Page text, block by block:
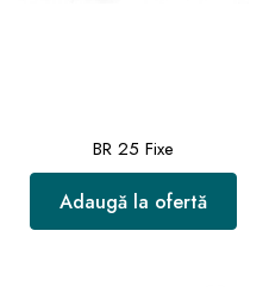
BR 25 Fixe
Adaugă la ofertă